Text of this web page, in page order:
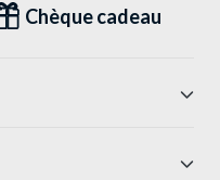
Chèque cadeau